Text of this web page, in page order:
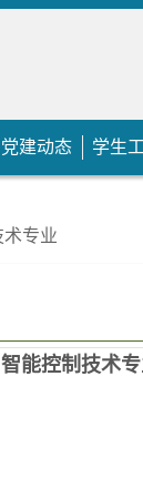
党建动态 学生
专业
智能控制技术